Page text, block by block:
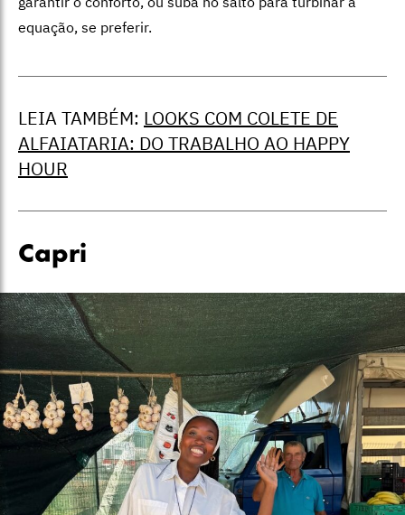
equação, se preferir.
LEIA TAMBÉM: LOOKS COM COLETE DE
ALFAIATARIA: DO TRABALHO AO HAPPY
HOUR
Capri